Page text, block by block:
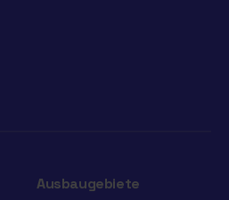
Ausbaugebiete